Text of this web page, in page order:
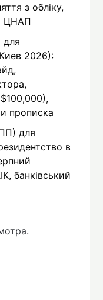
з обліку,
ЦНАП
2026):
прописка
для
в
банківський